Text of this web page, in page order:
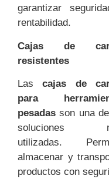
garantizar
rentabilidad.
Cajas de
resistentes
Lascajas de
para
pesadas son una
soluciones
utilizadas.
almacenar y
productos con